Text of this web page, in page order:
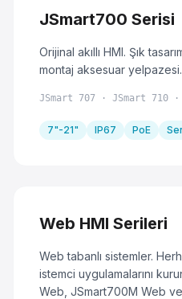
JSmart700 Serisi
Orijinal akıllı HMI. Şık
montaj aksesuar yelpazesi.
JSmart 707 · JSmart 710
7"-21" IP67 PoE
Web HMI Serileri
Web tabanlı sistemler.
istemci uygulamalarını
Web, JSmart700M Web